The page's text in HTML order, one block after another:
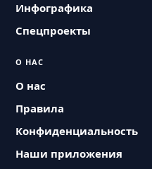
Инфографика
Спецпроекты
О НАС
О нас
Правила
Конфиденциальность
Наши приложения